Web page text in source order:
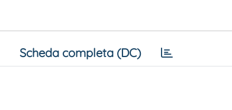
Scheda completa (DC)